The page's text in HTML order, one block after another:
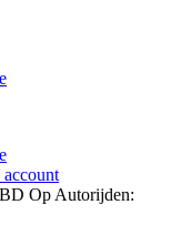
Op Autorijden: